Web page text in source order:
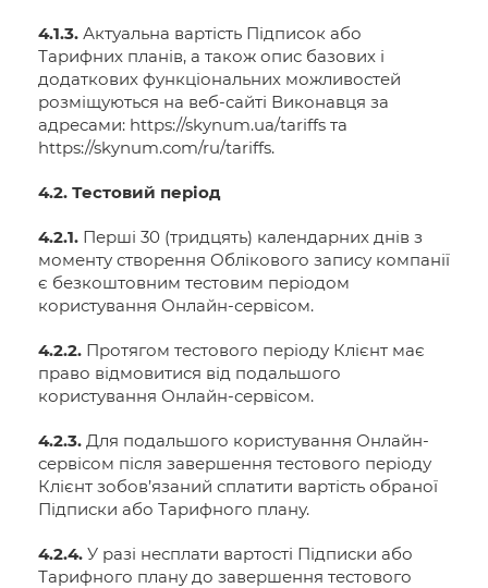
4.1.3. Актуальна вартість Підписок або
Тарифних планів, а також опис базових і
додаткових функціональних можливостей
розміщуються на веб-сайті Виконавця за
адресами: https://skynum.ua/tariffs та
https://skynum.com/ru/tariffs.
4.2. Тестовий період
4.2.1. Перші 30 (тридцять) календарних днів з
моменту створення Облікового запису компанії
є безкоштовним тестовим періодом
користування Онлайн-сервісом.
4.2.2. Протягом тестового періоду Клієнт має
право відмовитися від подальшого
користування Онлайн-сервісом.
4.2.3. Для подальшого користування Онлайн-
сервісом після завершення тестового періоду
Клієнт зобов’язаний сплатити вартість обраної
Підписки або Тарифного плану.
4.2.4. У разі несплати вартості Підписки або
Тарифного плану до завершення тестового